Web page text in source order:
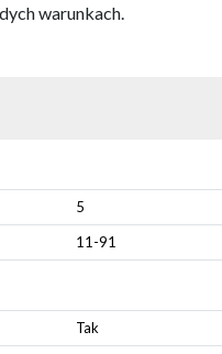
warunkach.
5
11-91
Tak